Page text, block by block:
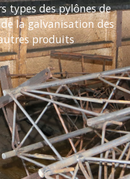
types des pylônes de
la galvanisation des
produits